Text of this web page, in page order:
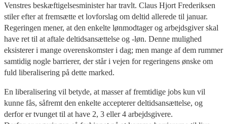
Venstres beskæftigelsesminister har travlt. Claus Hjort Frederiksen
stiler efter at fremsætte et lovforslag om deltid allerede til januar.
Regeringen mener, at den enkelte lønmodtager og arbejdsgiver skal
have ret til at aftale deltidsansættelse og -løn. Denne mulighed
eksisterer i mange overenskomster i dag; men mange af dem rummer
samtidig nogle barrierer, der står i vejen for regeringens ønske om
fuld liberalisering på dette marked.
En liberalisering vil betyde, at masser af fremtidige jobs kun vil
kunne fås, såfremt den enkelte accepterer deltidsansættelse, og
derfor er tvunget til at have 2, 3 eller 4 arbejdsgivere.